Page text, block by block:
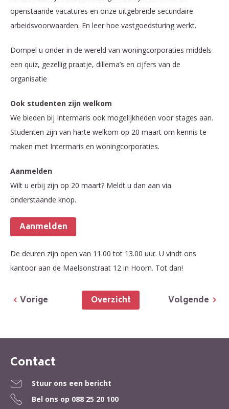
openstaande vacatures en onze uitgebreide secundaire
arbeidsvoorwaarden. En leer hoe vastgoedsturing werkt.
Dompel u onder in de wereld van woningcorporaties middels
een quiz, gezellig praatje, dillema’s en cijfers van de
organisatie
Ook studenten zijn welkom
We bieden bij Intermaris ook mogelijkheden voor stages aan.
Studenten zijn van harte welkom op 20 maart om kennis te
maken met Intermaris en woningcorporaties.
Aanmelden
Wilt u erbij zijn op 20 maart? Meldt u dan aan via
onderstaande knop.
aanmelden
De deuren zijn open van 11.00 tot 13.00 uur. U vindt ons
kantoor aan de Maelsonstraat 12 in Hoorn. Tot dan!
Volgende
Overzicht
Vorige
Contactinformatie
Contact
Stuur ons een bericht
Bel ons op 088 25 20 100